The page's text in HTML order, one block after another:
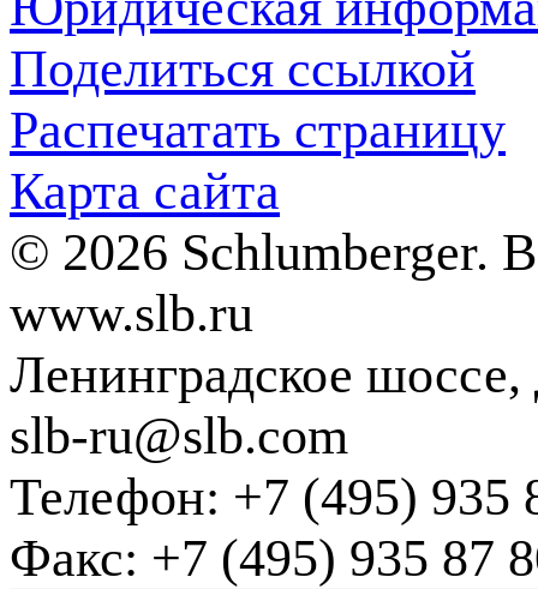
Поделиться ссылкой
Распечатать страницу
Карта сайта
© 2026 Schlumberger.
www.slb.ru
Ленинградское
slb-ru@slb.com
Телефон: +7 (495) 935
Факс: +7 (495) 935 87